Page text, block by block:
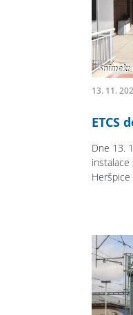
13. 11.
ETCS
Dne 13.
instalace
Heršpice